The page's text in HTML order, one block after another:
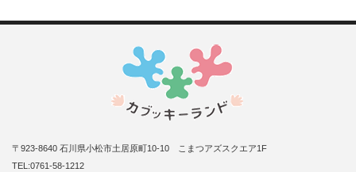
〒923-8640 石川県小松市土居原町10-10 こまつアズスクエア1F
TEL:0761-58-1212